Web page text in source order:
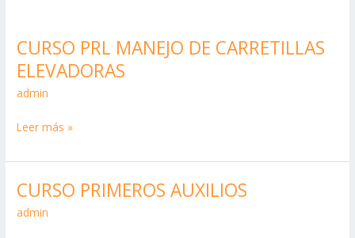
CURSO PRL MANEJO DE CARRETILLAS
ELEVADORAS
admin
CURSO
PRL
MANEJO
CARRETILLAS
Leer más »
CURSO PRIMEROS AUXILIOS
admin
CURSO
PRIMEROS